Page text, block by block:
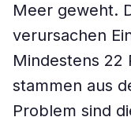
Meer geweht.
verursachen
Mindestens 22
stammen aus
Problem sind